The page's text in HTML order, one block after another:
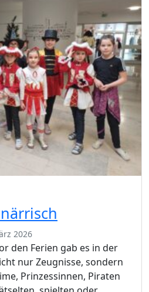
2026
den Ferien gab es in der
nur Zeugnisse, sondern
Prinzessinnen, Piraten